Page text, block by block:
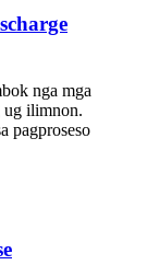
nga mga
ug ilimnon.
pagproseso